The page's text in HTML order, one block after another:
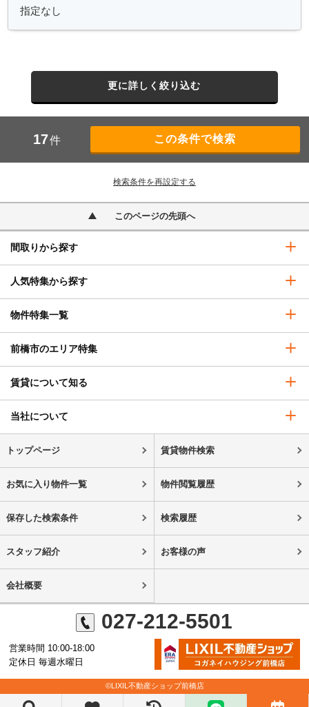
更に詳しく絞り込む
17件
検索条件を再設定する
このページの先頭へ
間取りから探す
人気特集から探す
物件特集一覧
前橋市のエリア特集
賃貸について知る
当社について
トップページ 賃貸物件検索
お気に入り物件一覧 物件閲覧履歴
保存した検索条件 検索履歴
スタッフ紹介 お客様の声
会社概要
027-212-5501
営業時間 10:00-18:00
定休日 毎週水曜日
©LIXIL不動産ショップ前橋店